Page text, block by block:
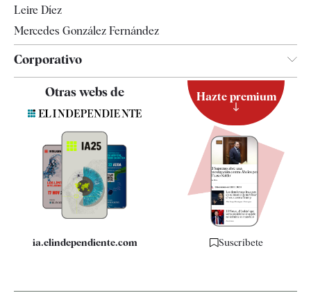
Leire Díez
Mercedes González Fernández
Corporativo
Contacto
Quiénes somos
Especificaciones
Otras webs de
ia.elindependiente.com
Hazte premium
Suscríbete